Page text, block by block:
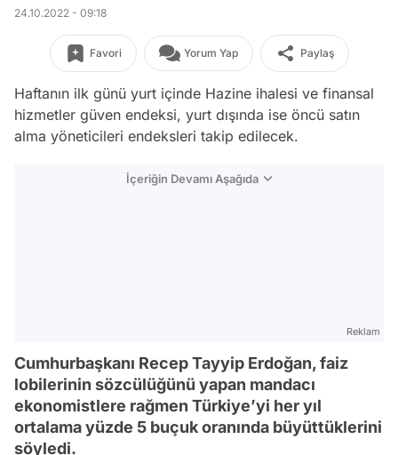
24.10.2022 - 09:18
Favori Yorum Yap Paylaş
Haftanın ilk günü yurt içinde Hazine ihalesi ve finansal
hizmetler güven endeksi, yurt dışında ise öncü satın
alma yöneticileri endeksleri takip edilecek.
İçeriğin Devamı Aşağıda
Reklam
Cumhurbaşkanı Recep Tayyip Erdoğan, faiz
lobilerinin sözcülüğünü yapan mandacı
ekonomistlere rağmen Türkiye’yi her yıl
ortalama yüzde 5 buçuk oranında büyüttüklerini
söyledi.